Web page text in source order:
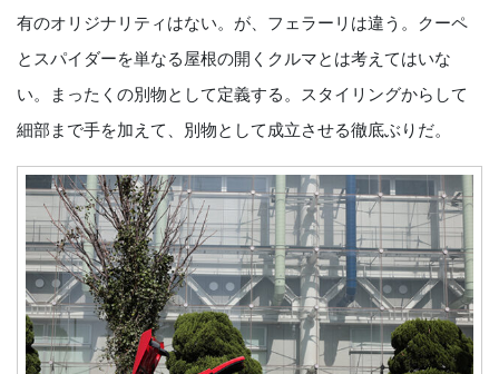
有のオリジナリティはない。が、フェラーリは違う。クーペ
とスパイダーを単なる屋根の開くクルマとは考えてはいな
い。まったくの別物として定義する。スタイリングからして
細部まで手を加えて、別物として成立させる徹底ぶりだ。